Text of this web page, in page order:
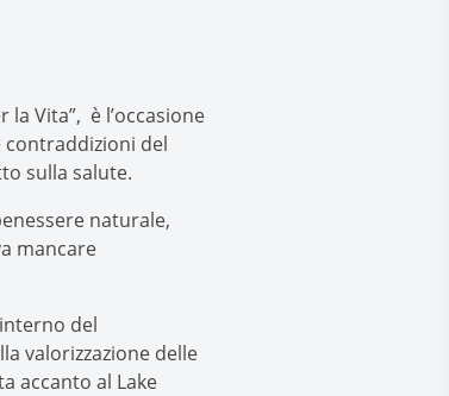
Vita”, è l’occasione
contraddizioni del
sulla salute.
naturale,
mancare
del
valorizzazione delle
accanto al Lake